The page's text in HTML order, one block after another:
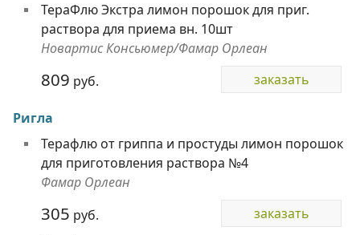
ТераФлю Экстра лимон порошок для приг.
раствора для приема вн. 10шт
Новартис Консьюмер/Фамар Орлеан
809 руб. заказать
Ригла
Терафлю от гриппа и простуды лимон порошок
для приготовления раствора №4
Фамар Орлеан
305 руб.
заказать